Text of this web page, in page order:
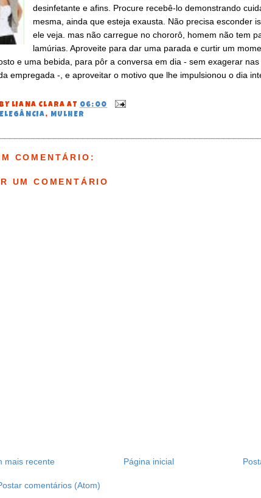
desinfetante e afins. Procure recebê-lo demonstrando
mesma, ainda que esteja exausta. Não precisa esconder
ele veja. mas não carregue no chororô, homem não tem
lamúrias. Aproveite para dar uma parada e curtir um
e uma bebida, para pôr a conversa em dia - sem exagerar
empregada -, e aproveitar o motivo que lhe impulsionou o dia
LIANA CLARA AT 06:00
ELEGÂNCIA, MULHER
COMENTÁRIO:
UM COMENTÁRIO
mais recente Página inicial
comentários (Atom)